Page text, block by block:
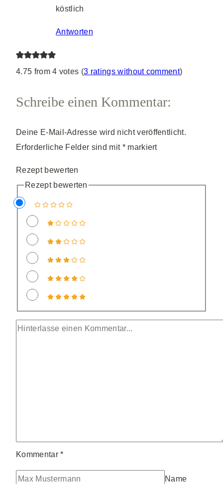
köstlich
Antworten
4.75 from 4 votes (3 ratings without comment)
Schreibe einen Kommentar:
Deine E-Mail-Adresse wird nicht veröffentlicht.
Erforderliche Felder sind mit *markiert
Rezept bewerten
Rezept bewerten
Kommentar*
Name